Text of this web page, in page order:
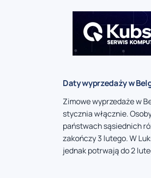
Daty wyprzedaży w
Zimowe wyprzedaże w
stycznia włącznie.
państwach sąsiednich
zakończy 3 lutego. W
jednak potrwają do 2